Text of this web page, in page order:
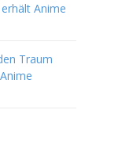
Anime
Traum